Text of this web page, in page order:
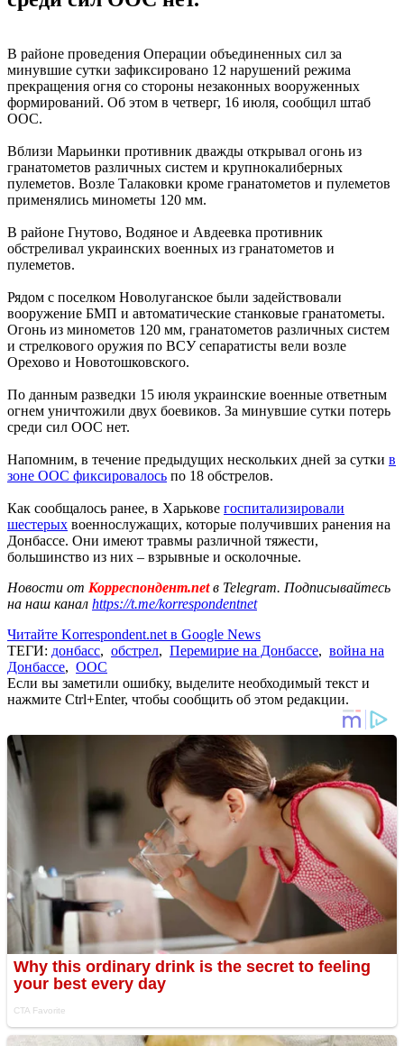
В районе проведения Операции объединенных сил за
минувшие сутки зафиксировано 12 нарушений режима
прекращения огня со стороны незаконных вооруженных
формирований. Об этом в четверг, 16 июля, сообщил штаб
ООС.
Вблизи Марьинки противник дважды открывал огонь из
гранатометов различных систем и крупнокалиберных
пулеметов. Возле Талаковки кроме гранатометов и пулеметов
применялись минометы 120 мм.
В районе Гнутово, Водяное и Авдеевка противник
обстреливал украинских военных из гранатометов и
пулеметов.
Рядом с поселком Новолуганское были задействовали
вооружение БМП и автоматические станковые гранатометы.
Огонь из минометов 120 мм, гранатометов различных систем
и стрелкового оружия по ВСУ сепаратисты вели возле
Орехово и Новотошковского.
По данным разведки 15 июля украинские военные ответным
огнем уничтожили двух боевиков. За минувшие сутки потерь
среди сил ООС нет.
Напомним, в течение предыдущих нескольких дней за сутки в
зоне ООС фиксировалось по 18 обстрелов.
Как сообщалось ранее, в Харькове госпитализировали
шестерых военнослужащих, которые получивших ранения на
Донбассе. Они имеют травмы различной тяжести,
большинство из них – взрывные и осколочные.
Новости от Корреспондент.netв Telegram. Подписывайтесь
на наш канал https://t.me/korrespondentnet
Читайте Korrespondent.net в Google News
ТЕГИ: донбасс, обстрел, Перемирие на Донбассе, война на
Донбассе, ООС
Если вы заметили ошибку, выделите необходимый текст и
нажмите Ctrl+Enter, чтобы сообщить об этом редакции.